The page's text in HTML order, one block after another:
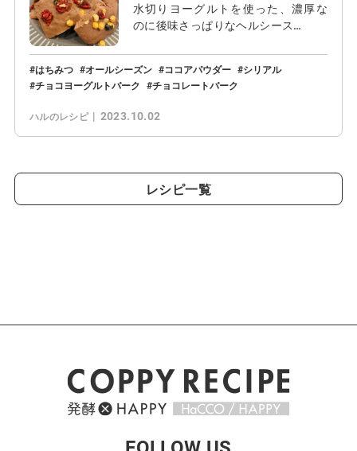
水切りヨーグルトを使った、濃厚な
のに後味さっぱりなヘルシース…
はちみつ オールシーズン ココアパウダー
シリアル
チョコヨーグルトバーク
チョコレートバーク
ハルのレシピ 2023.10.02
レシピ一覧